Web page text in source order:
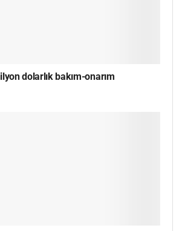
dolarlık bakım-onarım